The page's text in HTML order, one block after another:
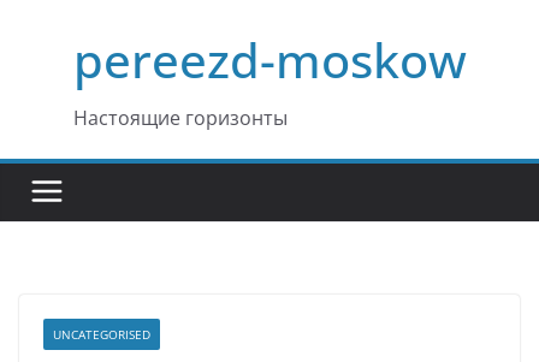
содержимомуpereezd-moskow
Настоящие горизонты
UNCATEGORISED